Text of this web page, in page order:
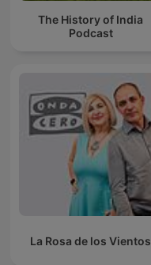
The History of India
Podcast
La Rosa de los Vientos